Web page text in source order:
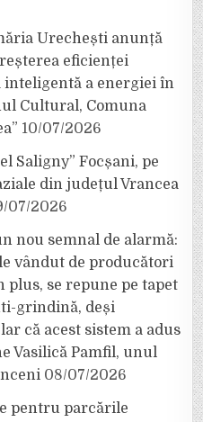
Urechești anunță
eficienței
inteligentă a energiei în
Cultural, Comuna
10/07/2026
Saligny” Focșani, pe
din județul Vrancea
07/2026
nou semnal de alarmă:
vândut de producători
plus, se repune pe tapet
grindină, deși
că acest sistem a adus
Vasilică Pamfil, unul
08/07/2026
pentru parcările